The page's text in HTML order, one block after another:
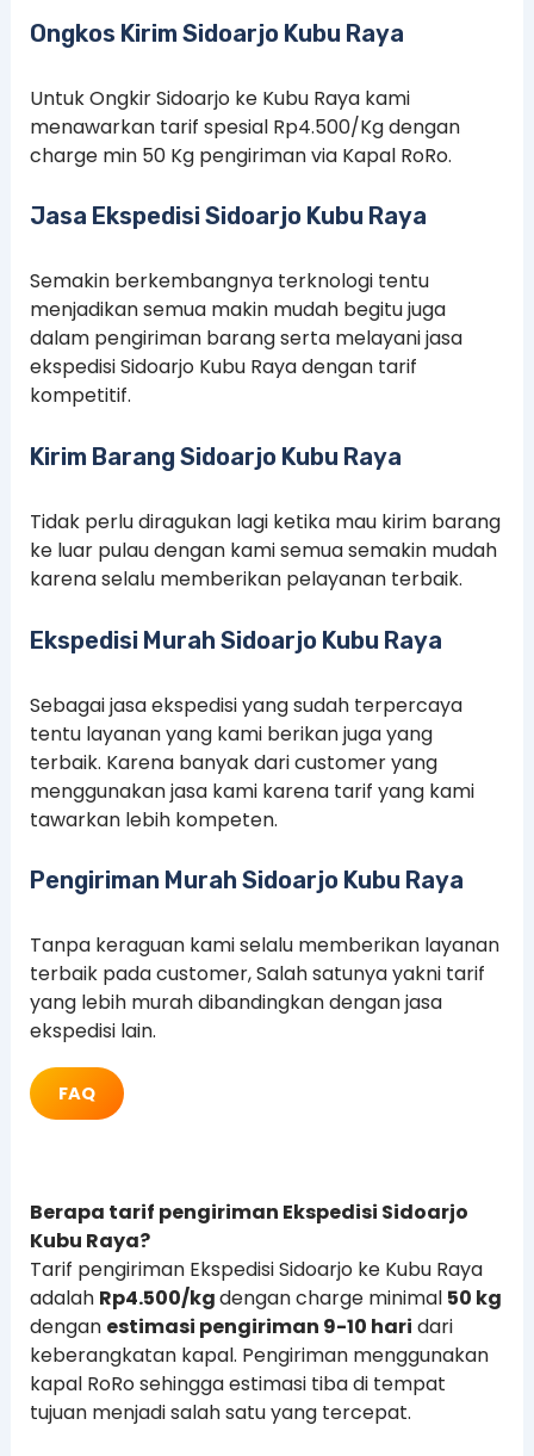
Ongkos Kirim Sidoarjo Kubu Raya
Untuk Ongkir Sidoarjo ke Kubu Raya kami
menawarkan tarif spesial Rp4.500/Kg dengan
charge min 50 Kg pengiriman via Kapal RoRo.
Jasa Ekspedisi Sidoarjo Kubu Raya
Semakin berkembangnya terknologi tentu
menjadikan semua makin mudah begitu juga
dalam pengiriman barang serta melayani jasa
ekspedisi Sidoarjo Kubu Raya dengan tarif
kompetitif.
Kirim Barang Sidoarjo Kubu Raya
Tidak perlu diragukan lagi ketika mau kirim barang
ke luar pulau dengan kami semua semakin mudah
karena selalu memberikan pelayanan terbaik.
Ekspedisi Murah Sidoarjo Kubu Raya
Sebagai jasa ekspedisi yang sudah terpercaya
tentu layanan yang kami berikan juga yang
terbaik. Karena banyak dari customer yang
menggunakan jasa kami karena tarif yang kami
tawarkan lebih kompeten.
Pengiriman Murah Sidoarjo Kubu Raya
Tanpa keraguan kami selalu memberikan layanan
terbaik pada customer, Salah satunya yakni tarif
yang lebih murah dibandingkan dengan jasa
ekspedisi lain.
FAQ
Berapa tarif pengiriman Ekspedisi Sidoarjo
Kubu Raya?
Tarif pengiriman Ekspedisi Sidoarjo ke Kubu Raya
adalah Rp4.500/kgdengan charge minimal 50 kg
dengan estimasi pengiriman 9-10 hari dari
keberangkatan kapal. Pengiriman menggunakan
kapal RoRo sehingga estimasi tiba di tempat
tujuan menjadi salah satu yang tercepat.